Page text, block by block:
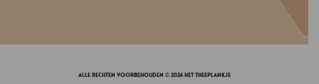
alle rechten voorbehouden © 2026 Het Theeplankje